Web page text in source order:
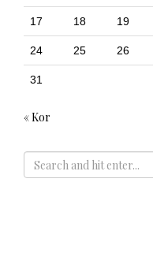
17 18 19
24 25 26
31
« Kor